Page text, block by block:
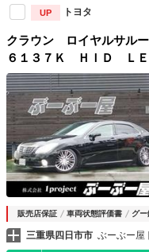
UP トヨタ
クラウン ロイヤルサル
６１３７Ｋ ＨＩＤ Ｌ
ＩＮ車高調 リアスモー
ＴＢモニＥＴＣ ステリ
証付
販売店保証 車両状態評価書 グ
三重県四日市市 ぶーぶー屋